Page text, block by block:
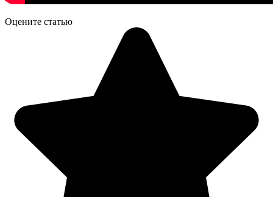
Оцените статью